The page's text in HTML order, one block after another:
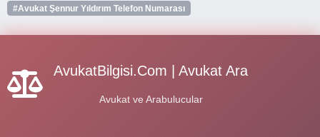
#Avukat Şennur Yıldırım Telefon Numarası
AvukatBilgisi.Com | Avukat Ara
Avukat ve Arabulucular